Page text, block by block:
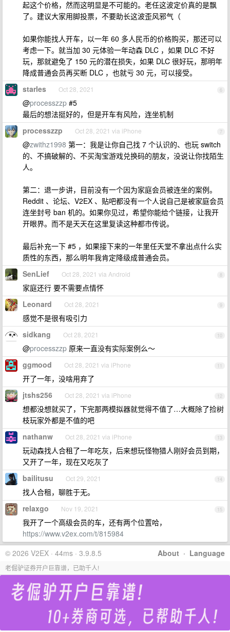
起这个价格，然而这明显是不可能的。老任这波定价真的是飘
了。建议大家用脚投票，不要助长这波歪风邪气（
如果你能找人开车，以一年 60 多人民币的价格购买，那还可以
考虑一下。就当加 30 元体验一年动森 DLC ，如果 DLC 不好
玩，那就避免了 150 元的潜在损失，如果 DLC 很好玩，那明年
降成普通会员再买断 DLC ，也就亏 30 元，可以接受。
6
starles Oct 28, 2021
@processzzp #5
最后的想法挺好的，但是开车有风险，连坐机制
7
processzzp Oct 28, 2021 via iPhone
@zwithz1998 第一：我是让你自己找 7 个认识的、也玩 switch
的、不搞破解的、不买淘宝游戏兑换码的朋友，没说让你找陌生
人。
第二：退一步讲，目前没有一个因为家庭会员被连坐的案例。
Reddit 、论坛、V2EX 、贴吧都没有一个人说自己是被家庭会员
连坐封号 ban 机的。如果你见过，希望你能给个链接，让我开
开眼界。而不是天天在这里复读这种都市传说。
最后补充一下 #5 ，如果接下来的一年里任天堂不拿出点什么实
质性的东西，那么明年我肯定降级成普通会员。
8
SenLief Oct 28, 2021 via Android
家庭还行 要不需要点情怀
9
Leonard Oct 28, 2021
感觉不是很有吸引力
10
sidkang Oct 28, 2021
@processzzp 原来一直没有实际案例么～
11
ggmood Oct 28, 2021 via iPhone
开了一年，没啥用弃了
12
jtshs256 Oct 28, 2021 via iPhone
想都没想就买了，下完那两模拟器就觉得不值了…大概除了捡树
枝玩家外都是不值的吧
13
nathanw Oct 28, 2021 via iPhone
玩动森找人合租了一年吃灰，后来想玩怪物猎人刚好会员到期，
又开了一年，现在又吃灰了
14
bailitusu Oct 29, 2021
找人合租，聊胜于无。
15
relaxgo Nov 19, 2021
我开了一个高级会员的车，还有两个位置哈，
https://www.v2ex.com/t/815984
About · Language
© 2026 V2EX · 44ms · 3.9.8.5
老倔驴证券开户巨靠谱，已助千人!